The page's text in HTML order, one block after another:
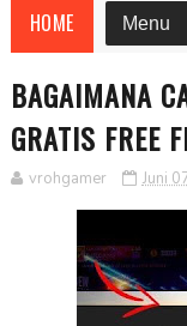
HOME
BAGAIMANA
GRATIS FREE
vrohgamer Juni